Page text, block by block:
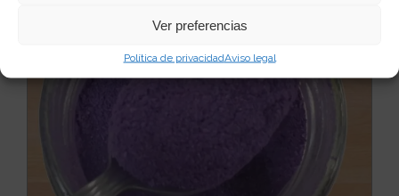
Ver preferencias
Política de privacidadAviso legal